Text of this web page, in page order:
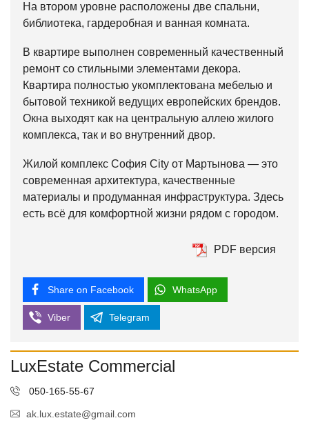
На втором уровне расположены две спальни,
библиотека, гардеробная и ванная комната.
В квартире выполнен современный качественный
ремонт со стильными элементами декора.
Квартира полностью укомплектована мебелью и
бытовой техникой ведущих европейских брендов.
Окна выходят как на центральную аллею жилого
комплекса, так и во внутренний двор.
Жилой комплекс София City от Мартынова — это
современная архитектура, качественные
материалы и продуманная инфраструктура. Здесь
есть всё для комфортной жизни рядом с городом.
PDF версия
Share on Facebook WhatsApp
Viber Telegram
LuxEstate Commercial
050-165-55-67
ak.lux.estate@gmail.com